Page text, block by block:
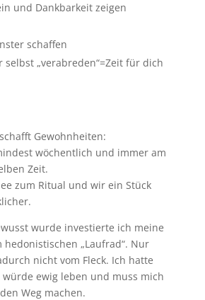
und Dankbarkeit zeigen
schaffen
„verabreden“=Zeit für dich
Gewohnheiten:
wöchentlich und immer am
Zeit.
zum Ritual und wir ein Stück
wurde investierte ich meine
hedonistischen „Laufrad“. Nur
nicht vom Fleck. Ich hatte
ewig leben und muss mich
Weg machen.